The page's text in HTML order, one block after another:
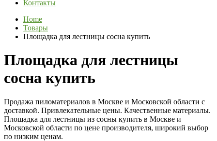
Контакты
Home
Товары
Площадка для лестницы сосна купить
Площадка для лестницы
сосна купить
Продажа пиломатериалов в Москве и Московской области с
доставкой. Привлекательные цены. Качественные материалы.
Площадка для лестницы из сосны купить в Москве и
Московской области по цене производителя, широкий выбор
по низким ценам.